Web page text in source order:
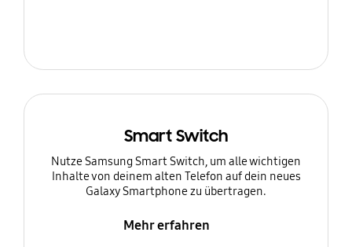
Smart Switch
Nutze Samsung Smart Switch, um alle wichtigen
Inhalte von deinem alten Telefon auf dein neues
Galaxy Smartphone zu übertragen.
Mehr erfahren